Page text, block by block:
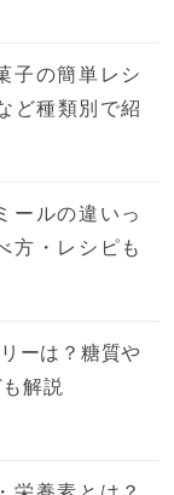
子の簡単レシ
ど種類別で紹
ールの違いっ
方・レシピも
ーは？糖質や
解説